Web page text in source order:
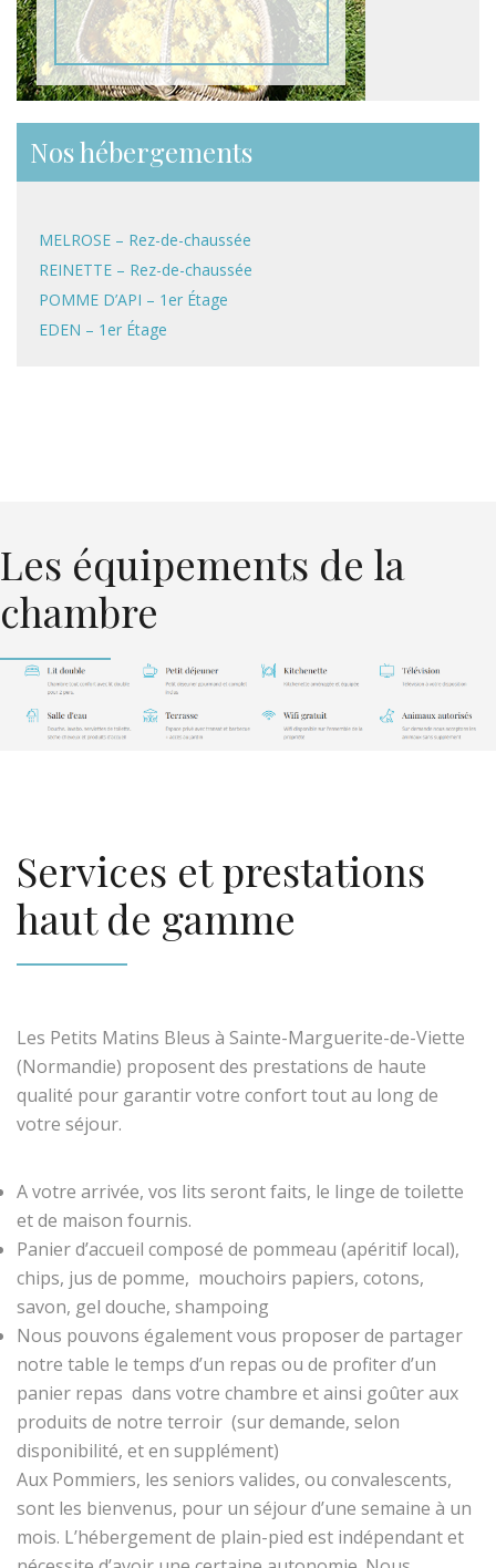
Nos hébergements
MELROSE – Rez-de-chaussée
REINETTE – Rez-de-chaussée
POMME D’API – 1er Étage
EDEN – 1er Étage
Les équipements de la
chambre
Services et prestations
haut de gamme
Les Petits Matins Bleus à Sainte-Marguerite-de-Viette
(Normandie) proposent des prestations de haute
qualité pour garantir votre confort tout au long de
votre séjour.
A votre arrivée, vos lits seront faits, le linge de toilette
et de maison fournis.
Panier d’accueil composé de pommeau (apéritif local),
chips, jus de pomme, mouchoirs papiers, cotons,
savon, gel douche, shampoing
Nous pouvons également vous proposer de partager
notre table le temps d’un repas ou de profiter d’un
panier repas dans votre chambre et ainsi goûter aux
produits de notre terroir (sur demande, selon
disponibilité, et en supplément)
Aux Pommiers, les seniors valides, ou convalescents,
sont les bienvenus, pour un séjour d’une semaine à un
mois. L’hébergement de plain-pied est indépendant et